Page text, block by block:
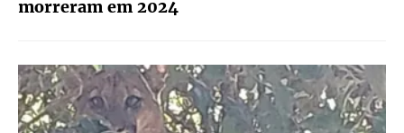
morreram em 2024